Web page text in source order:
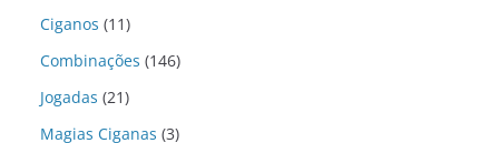
Ciganos (11)
Combinações (146)
Jogadas (21)
Magias Ciganas (3)